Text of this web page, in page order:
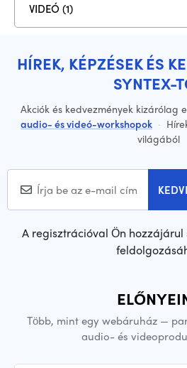
VIDEÓ (1)
HÍREK, KÉPZÉSEK ÉS
SYNTEX-
Akciók és kedvezmények kizárólag
audio- és videó-workshopok ·
világából
A regisztrációval Ön
Több, mint egy webáruház —
audio- és